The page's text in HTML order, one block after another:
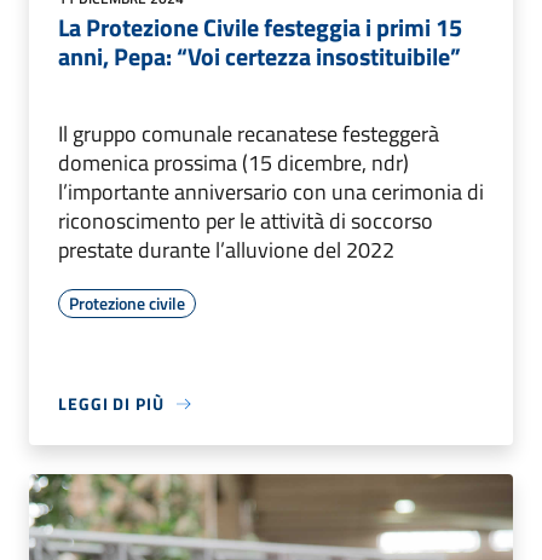
La Protezione Civile festeggia i primi 15
anni, Pepa: “Voi certezza insostituibile”
Il gruppo comunale recanatese festeggerà
domenica prossima (15 dicembre, ndr)
l’importante anniversario con una cerimonia di
riconoscimento per le attività di soccorso
prestate durante l’alluvione del 2022
Protezione civile
LEGGI DI PIÙ